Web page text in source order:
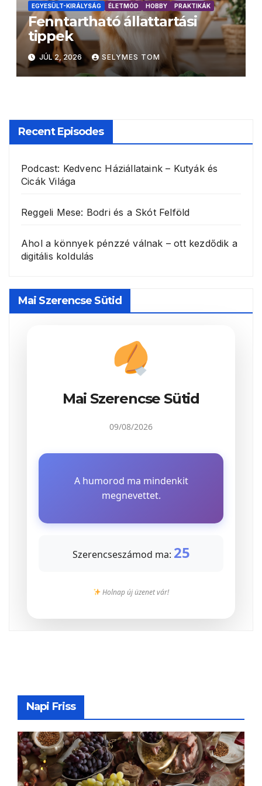
EGYESÜLT-KIRÁLYSÁG ÉLETMÓD HOBBY PRAKTIKÁK
Fenntartható állattartási
tippek
JÚL 2, 2026 SELYMES TOM
Recent Episodes
Podcast: Kedvenc Háziállataink – Kutyák és
Cicák Világa
Reggeli Mese: Bodri és a Skót Felföld
Ahol a könnyek pénzzé válnak – ott kezdődik a
digitális koldulás
Mai Szerencse Sütid
Mai Szerencse Sütid
09/08/2026
A humorod ma mindenkit
megnevettet.
Szerencseszámod ma: 25
Holnap új üzenet vár!
Napi Friss